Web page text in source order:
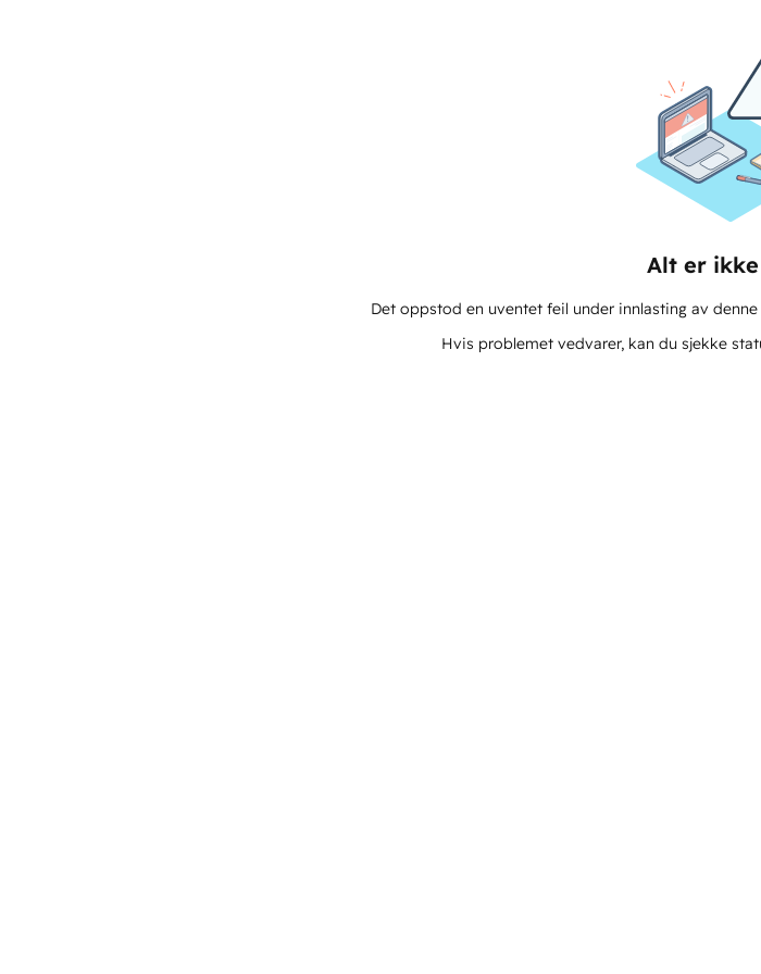
Alt er
Det oppstod en uventet feil under innlasting av
Hvis problemet vedvarer, kan du sjekke